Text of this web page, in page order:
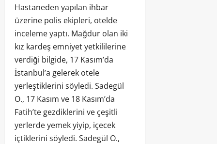
Hastaneden yapılan ihbar
üzerine polis ekipleri, otelde
inceleme yaptı. Mağdur olan iki
kız kardeş emniyet yetkililerine
verdiği bilgide, 17 Kasım’da
İstanbul’a gelerek otele
yerleştiklerini söyledi. Sadegül
O., 17 Kasım ve 18 Kasım’da
Fatih’te gezdiklerini ve çeşitli
yerlerde yemek yiyip, içecek
içtiklerini söyledi. Sadegül O.,